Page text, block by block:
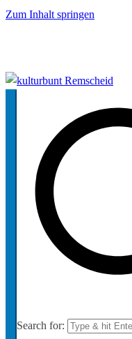
Zum Inhalt springen
kulturbunt Remscheid
Search for: